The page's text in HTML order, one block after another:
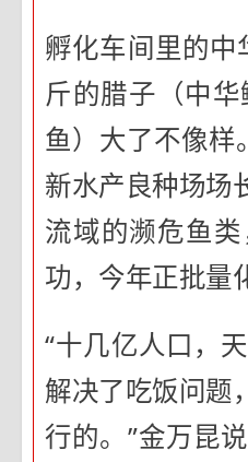
孵化车间里的中
斤的腊子（中
鱼）大了不像样
新水产良种场场
流域的濒危鱼
功，今年正批量
“十几亿人口，
解决了吃饭问题
行的。”金万昆